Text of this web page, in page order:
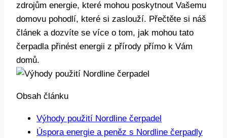
zdrojům energie, které mohou poskytnout Vašemu
domovu pohodlí, které si zaslouží. Přečtěte si náš
článek a dozvíte se více o tom, jak mohou tato
čerpadla přinést energii z přírody přímo k Vám
domů.
Obsah článku
Výhody použití Nordline čerpadel
Úspora energie a peněz s Nordline čerpadly